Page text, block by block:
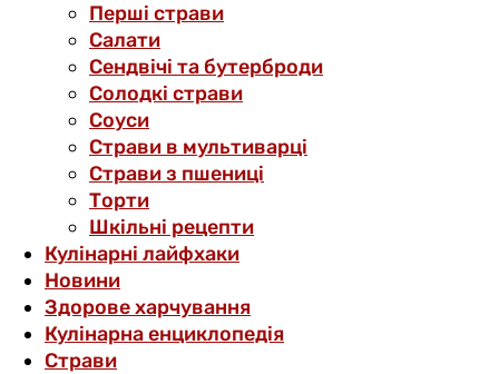
Перші страви
Салати
Сендвічі та бутерброди
Солодкі страви
Соуси
Страви в мультиварці
Страви з пшениці
Торти
Шкільні рецепти
Кулінарні лайфхаки
Новини
Здорове харчування
Кулінарна енциклопедія
Страви